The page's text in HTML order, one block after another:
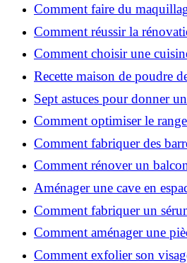
Comment faire du
utiliserez vraiment ?
Comment réussir la
ville en 2026 ?
Comment choisir une
rénovation en 2026 ?
Recette maison de poudre
Sept astuces pour donner
à votre cuisine
Comment optimiser le
et gagner de la place ?
Comment fabriquer des
de karité ?
Comment rénover un
budget et matériaux ?
Aménager une cave en
essentielles
Comment fabriquer un
l'huile de rose musquée ?
Comment aménager une
efficacement ?
Comment exfolier son